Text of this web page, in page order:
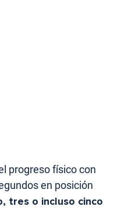
progreso físico con
en posición
tres o incluso cinco